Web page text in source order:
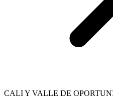
CALI Y VALLE DE